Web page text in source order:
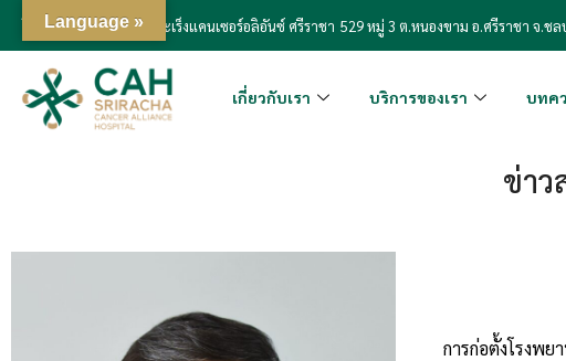
โรงพยาบาลเฉพาะทางมะเร็งแคนเซอร์อลิอันซ์ ศรีราชา 529 หมู่ 3 ต.หนองขาม อ.ศรีราชา จ.ชล
เกี่ยวกับเรา บริการของเรา บทค
ข่าว
การก่อตั้งโรงพ
Language »